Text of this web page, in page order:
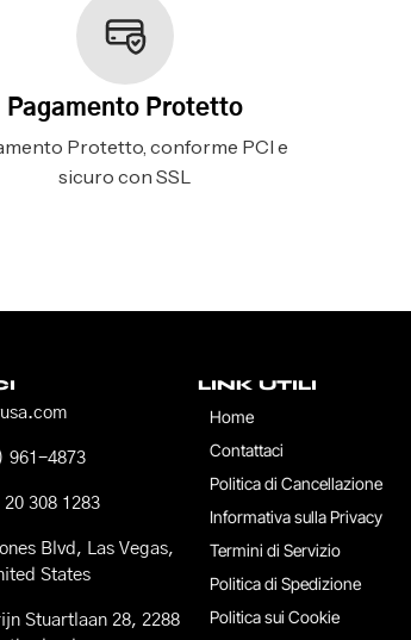
Pagamento Protetto
Protetto, conforme PCI e
sicuro con SSL
961-4873
20 308 1283
Blvd, Las Vegas,
States
Stuartlaan 28, 2288
LINK UTILI
Home
Contattaci
Politica di Cancellazione
Informativa sulla Privacy
Termini di Servizio
Politica di Spedizione
Politica sui Cookie